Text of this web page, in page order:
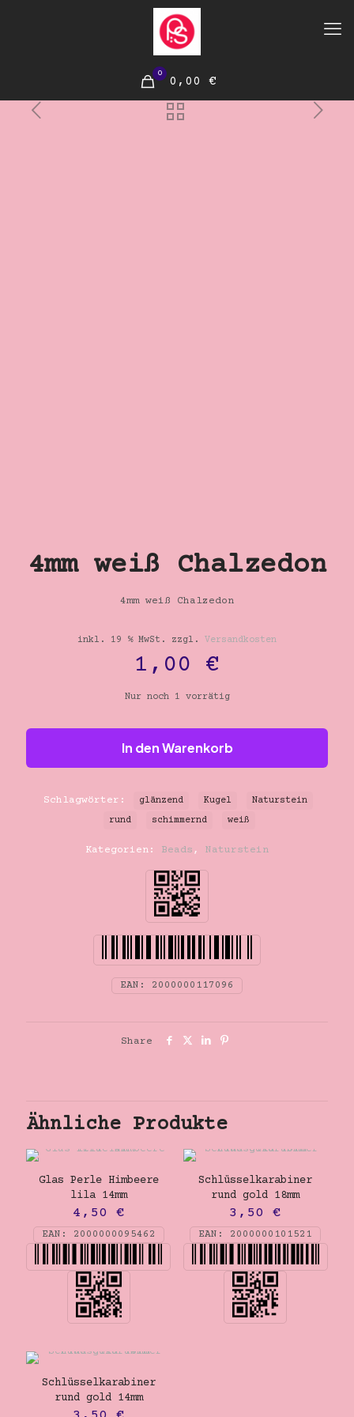
0
0,00 €
4mm weiß Chalzedon
4mm weiß Chalzedon
inkl. 19 % MwSt. zzgl. Versandkosten
1,00 €
Nur noch 1 vorrätig
In den Warenkorb
EAN: 2000000117096
Kategorien: Beads , Naturstein
Schlagwörter: glänzend Kugel
Naturstein
rund
schimmernd weiß
Share
Ähnliche Produkte
Glas Perle Himbeere
lila 14mm
4,50 €
EAN: 2000000095462
Schlüsselkarabiner
rund gold 18mm
3,50€
EAN: 2000000101521
Schlüsselkarabiner
rund gold 14mm